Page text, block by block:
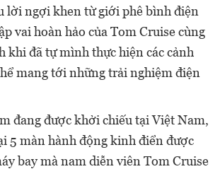
lời ngợi khen từ giới phê bình điện
vai hoàn hảo của Tom Cruise cùng
khi đã tự mình thực hiện các cảnh
mang tới những trải nghiệm điện
đang được khởi chiếu tại Việt Nam,
5 màn hành động kinh điển được
bay mà nam diễn viên Tom Cruise